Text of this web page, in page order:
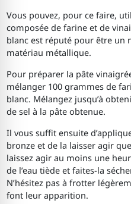
Vous pouvez, pour ce faire,
composée de farine et de
blanc est réputé pour être un
matériau métallique.
Pour préparer la pâte
mélanger 100 grammes de
blanc. Mélangez jusqu’à
de sel à la pâte obtenue.
Il vous suffit ensuite
bronze et de la laisser agir
laissez agir au moins une
de l’eau tiède et faites-la
N’hésitez pas à frotter
font leur apparition.